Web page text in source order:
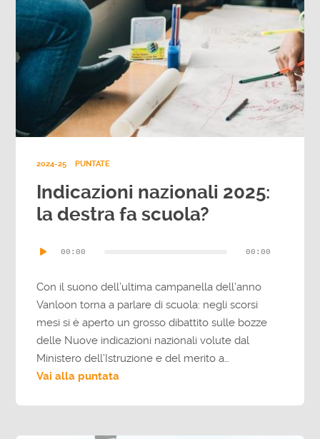
2024-25 PUNTATE
Indicazioni nazionali 2025:
la destra fa scuola?
Audio
00:00 00:00
Con il suono dell’ultima campanella dell’anno
Vanloon torna a parlare di scuola: negli scorsi
mesi si è aperto un grosso dibattito sulle bozze
delle Nuove indicazioni nazionali volute dal
Ministero dell’Istruzione e del merito a…
Vai alla puntata